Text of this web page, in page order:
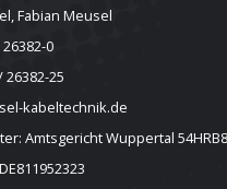
Fabian Meusel
0
26382-25
kabeltechnik.de
Amtsgericht Wuppertal